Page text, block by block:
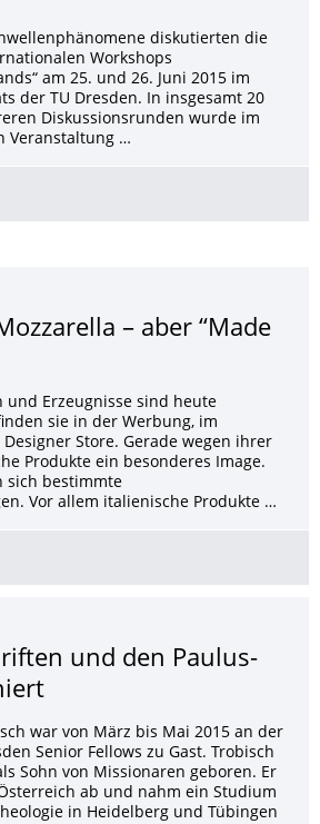
diskutierten die
Workshops
am 25. und 26. Juni 2015 im
der TU Dresden. In insgesamt 20
Diskussionsrunden wurde im
Veranstaltung …
– aber “Made
und Erzeugnisse sind heute
sie in der Werbung, im
Store. Gerade wegen ihrer
Produkte ein besonderes Image.
sich bestimmte
Vor allem italienische Produkte …
und den Paulus-
war von März bis Mai 2015 an der
Senior Fellows zu Gast. Trobisch
Sohn von Missionaren geboren. Er
ab und nahm ein Studium
in Heidelberg und Tübingen